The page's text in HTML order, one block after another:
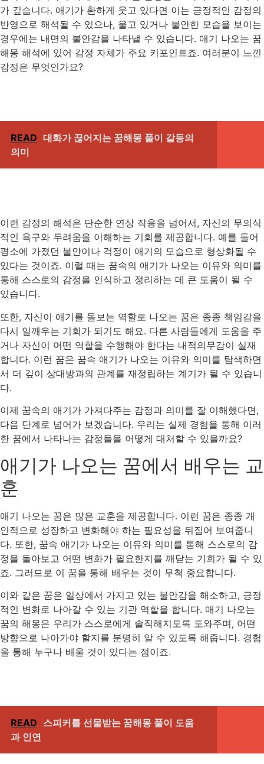
가 깊습니다. 애기가 환하게 웃고 있다면 이는 긍정적인 감정의
반영으로 해석될 수 있으나, 울고 있거나 불안한 모습을 보이는
경우에는 내면의 불안감을 나타낼 수 있습니다. 애기 나오는 꿈
해몽 해석에 있어 감정 자체가 주요 키포인트죠. 여러분이 느낀
감정은 무엇인가요?
READ 대화가 끊어지는 꿈해몽 풀이 갈등의
의미
이런 감정의 해석은 단순한 연상 작용을 넘어서, 자신의 무의식
적인 욕구와 두려움을 이해하는 기회를 제공합니다. 예를 들어
평소에 가졌던 불안이나 걱정이 애기의 모습으로 형상화될 수
있다는 것이죠. 이럴 때는 꿈속의 애기가 나오는 이유와 의미를
통해 스스로의 감정을 인식하고 정리하는 데 큰 도움이 될 수
있습니다.
또한, 자신이 애기를 돌보는 역할로 나오는 꿈은 종종 책임감을
다시 일깨우는 기회가 되기도 해요. 다른 사람들에게 도움을 주
거나 자신이 어떤 역할을 수행해야 한다는 내적의무감이 실재
합니다. 이런 꿈은 꿈속 애기가 나오는 이유와 의미를 탐색하면
서 더 깊이 상대방과의 관계를 재정립하는 계기가 될 수 있습니
다.
이제 꿈속의 애기가 가져다주는 감정과 의미를 잘 이해했다면,
다음 단계로 넘어가 보겠습니다. 우리는 실제 경험을 통해 이러
한 꿈에서 나타나는 감정들을 어떻게 대처할 수 있을까요?
애기가 나오는 꿈에서 배우는 교
훈
애기 나오는 꿈은 많은 교훈을 제공합니다. 이런 꿈은 종종 개
인적으로 성장하고 변화해야 하는 필요성을 뒤집어 보여줍니
다. 또한, 꿈속 애기가 나오는 이유와 의미를 통해 스스로의 감
정을 돌아보고 어떤 변화가 필요한지를 깨닫는 기회가 될 수 있
죠. 그러므로 이 꿈을 통해 배우는 것이 무척 중요합니다.
이와 같은 꿈은 일상에서 가지고 있는 불안감을 해소하고, 긍정
적인 변화로 나아갈 수 있는 기관 역할을 합니다. 애기 나오는
꿈의 해몽은 우리가 스스로에게 솔직해지도록 도와주며, 어떤
방향으로 나아가야 할지를 분명히 알 수 있도록 해줍니다. 경험
을 통해 누구나 배울 것이 있다는 점이죠.
READ 스피커를 선물받는 꿈해몽 풀이 도움
과 인연